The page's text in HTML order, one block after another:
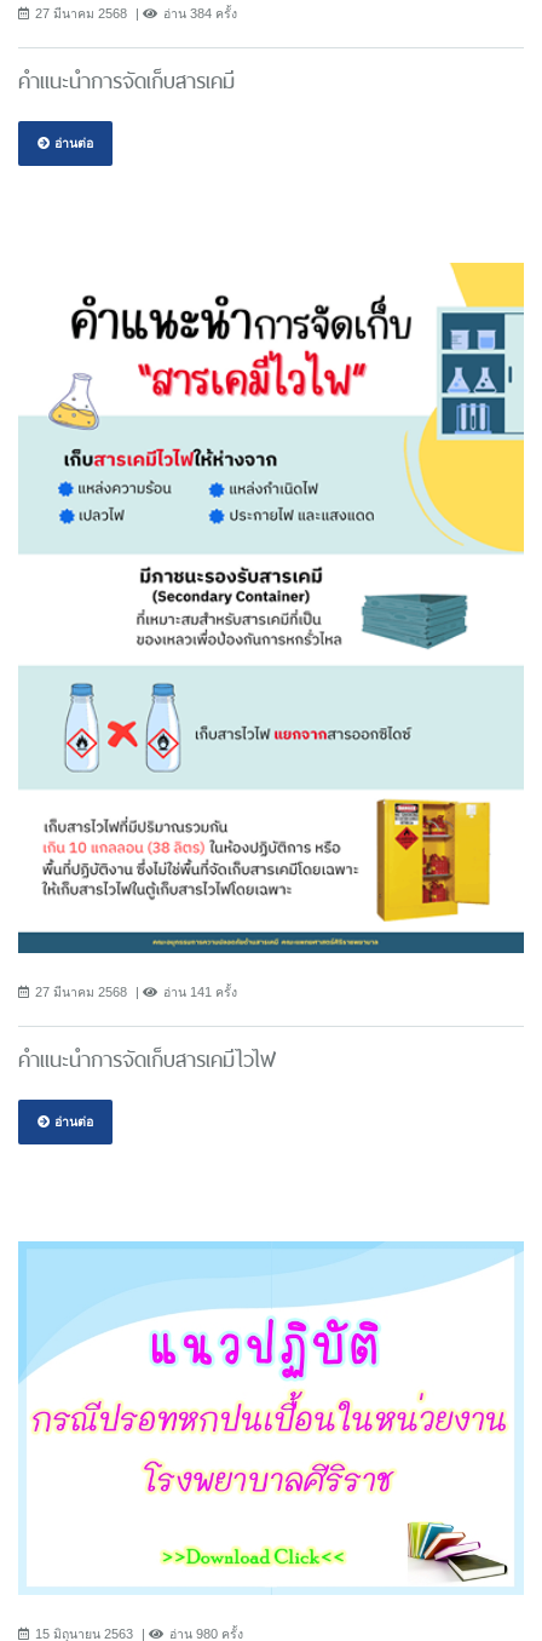
27 มีนาคม 2568 อ่าน 384 ครั้ง
คำแนะนำการจัดเก็บสารเคมี
อ่านต่อ
27 มีนาคม 2568 อ่าน 141 ครั้ง
คำแนะนำการจัดเก็บสารเคมีไวไฟ
อ่านต่อ
15 มิถุนายน 2563 อ่าน 980 ครั้ง